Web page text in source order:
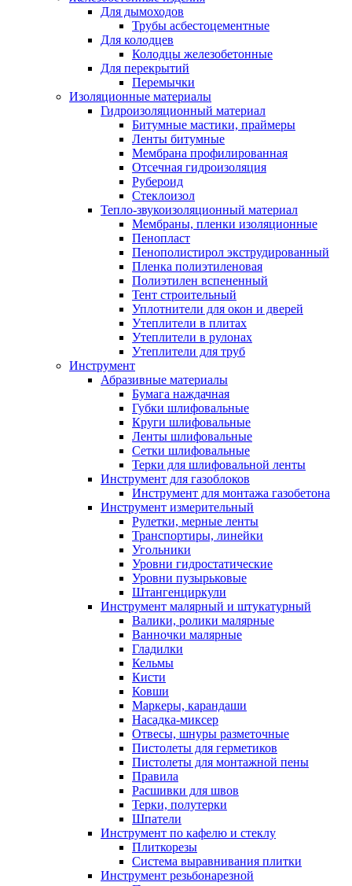
Для дымоходов
Трубы асбестоцементные
Для колодцев
Колодцы железобетонные
Для перекрытий
Перемычки
Изоляционные материалы
Гидроизоляционный материал
Битумные мастики, праймеры
Ленты битумные
Мембрана профилированная
Отсечная гидроизоляция
Рубероид
Стеклоизол
Тепло-звукоизоляционный материал
Мембраны, пленки изоляционные
Пенопласт
Пенополистирол экструдированный
Пленка полиэтиленовая
Полиэтилен вспененный
Тент строительный
Уплотнители для окон и дверей
Утеплители в плитах
Утеплители в рулонах
Утеплители для труб
Инструмент
Абразивные материалы
Бумага наждачная
Губки шлифовальные
Круги шлифовальные
Ленты шлифовальные
Сетки шлифовальные
Терки для шлифовальной ленты
Инструмент для газоблоков
Инструмент для монтажа газобетона
Инструмент измерительный
Рулетки, мерные ленты
Транспортиры, линейки
Угольники
Уровни гидростатические
Уровни пузырьковые
Штангенциркули
Инструмент малярный и штукатурный
Валики, ролики малярные
Ванночки малярные
Гладилки
Кельмы
Кисти
Ковши
Маркеры, карандаши
Насадка-миксер
Отвесы, шнуры разметочные
Пистолеты для герметиков
Пистолеты для монтажной пены
Правила
Расшивки для швов
Терки, полутерки
Шпатели
Инструмент по кафелю и стеклу
Плиткорезы
Система выравнивания плитки
Инструмент резьбонарезной